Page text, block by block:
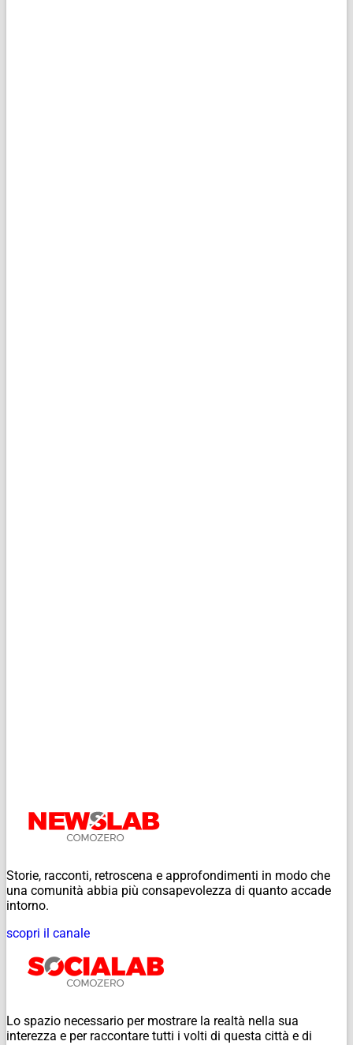
Storie, racconti, retroscena e approfondimenti in modo che
una comunità abbia più consapevolezza di quanto accade
intorno.
scopri il canale
Lo spazio necessario per mostrare la realtà nella sua
interezza e per raccontare tutti i volti di questa città e di